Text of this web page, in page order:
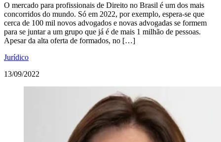
O mercado para profissionais de Direito no Brasil é um dos mais
concorridos do mundo. Só em 2022, por exemplo, espera-se que
cerca de 100 mil novos advogados e novas advogadas se formem
para se juntar a um grupo que já é de mais 1 milhão de pessoas.
Apesar da alta oferta de formados, no […]
Jurídico
13/09/2022